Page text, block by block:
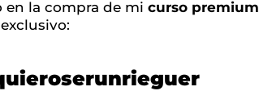
la compra de mi curso premium